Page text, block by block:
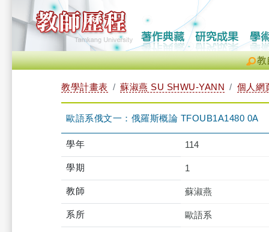
教
教學計畫表 蘇淑燕 SU SHWU-YANN 個人網
歐語系俄文一：俄羅斯概論 TFOUB1A1480 0A
學年 114
學期 1
教師 蘇淑燕
系所 歐語系